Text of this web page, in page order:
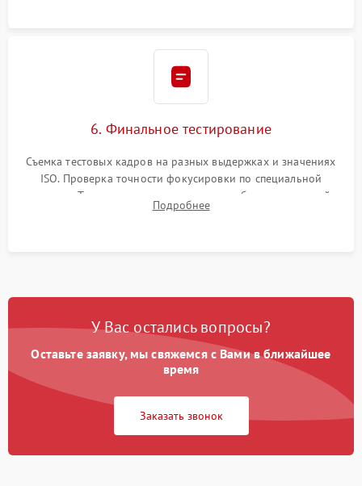
6. Финальное тестирование
Съемка тестовых кадров на разных выдержках и значениях
ISO. Проверка точности фокусировки по специальной
мишени. Тест записи на карту памяти, работы встроенной
вспышки, микрофона и всех кнопок управления.
Подробнее
У Вас остались вопросы?
Оставьте заявку, мы свяжемся с Вами в ближайшее
время
Заказать звонок